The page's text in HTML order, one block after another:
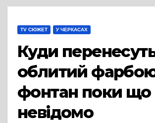
TV СЮЖЕТ У ЧЕРКАСАХ
Куди
облитий
фонтан поки що
невідомо